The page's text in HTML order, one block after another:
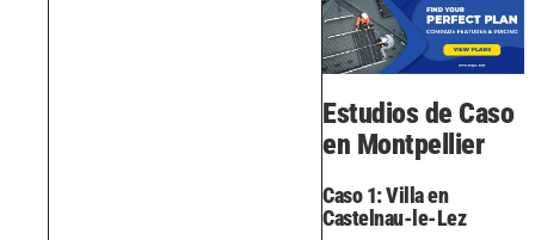
Estudios de Caso
en Montpellier
Caso 1: Villa en
Castelnau-le-Lez